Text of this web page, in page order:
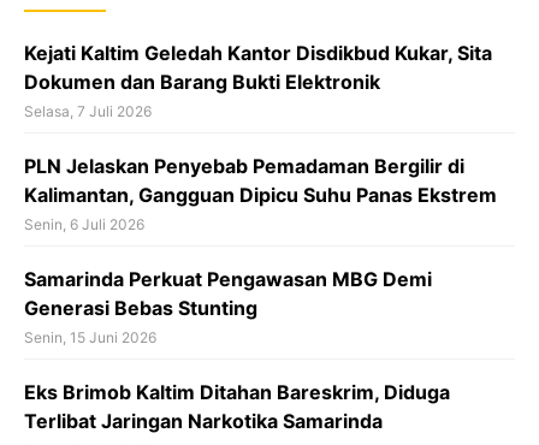
o
k
Kejati Kaltim Geledah Kantor Disdikbud Kukar, Sita
Dokumen dan Barang Bukti Elektronik
Selasa, 7 Juli 2026
PLN Jelaskan Penyebab Pemadaman Bergilir di
Kalimantan, Gangguan Dipicu Suhu Panas Ekstrem
Senin, 6 Juli 2026
Samarinda Perkuat Pengawasan MBG Demi
Generasi Bebas Stunting
Senin, 15 Juni 2026
Eks Brimob Kaltim Ditahan Bareskrim, Diduga
Terlibat Jaringan Narkotika Samarinda